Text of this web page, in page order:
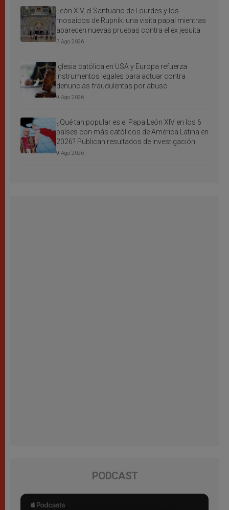
León XIV, el Santuario de Lourdes y los
mosaicos de Rupnik: una visita papal mientras
aparecen nuevas pruebas contra el ex jesuita
7 Ago 2026
Iglesia católica en USA y Europa refuerza
instrumentos legales para actuar contra
denuncias fraudulentas por abuso
9 Ago 2026
¿Qué tan popular es el Papa León XIV en los 6
países con más católicos de América Latina en
2026? Publican resultados de investigación
9 Ago 2026
PODCAST